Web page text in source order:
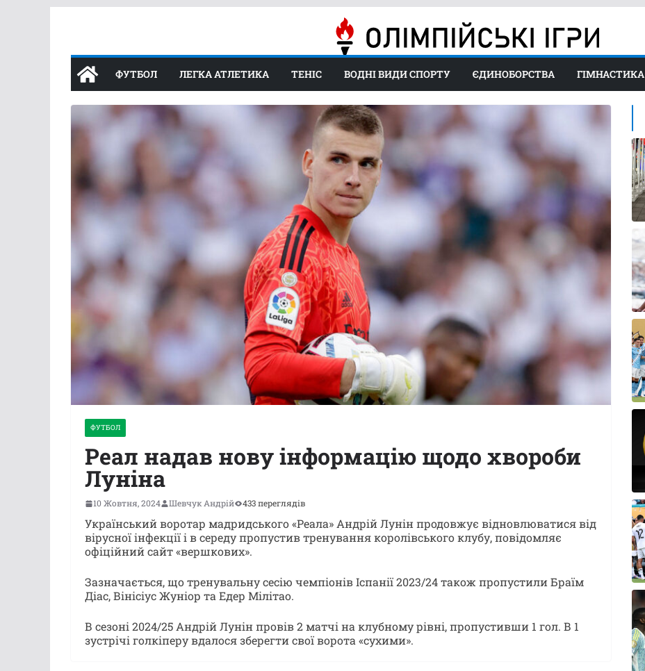
ФУТБОЛ ЛЕГКА АТЛЕТИКА ТЕНІС ВОДНІ ВИДИ СПОРТУ ЄДИНОБОРСТВА ГІМНАСТИКА
ФУТБОЛ
Реал надав нову інформацію щодо хвороби
Луніна
10 Жовтня, 2024 Шевчук Андрій 433 переглядів
Український воротар мадридського «Реала» Андрій Лунін продовжує відновлюватися від
вірусної інфекції і в середу пропустив тренування королівського клубу, повідомляє
офіційний сайт «вершкових».
Зазначається, що тренувальну сесію чемпіонів Іспанії 2023/24 також пропустили Браїм
Діас, Вінісіус Жуніор та Едер Мілітао.
В сезоні 2024/25 Андрій Лунін провів 2 матчі на клубному рівні, пропустивши 1 гол. В 1
зустрічі голкіперу вдалося зберегти свої ворота «сухими».